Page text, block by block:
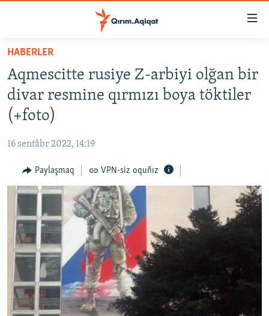
Esas
qaytmaq
Baş
navigatsiyağa
qaytmaq
Qıdıruvğa
SİYASET
İQTİSADİYAT
MEDENİYET
İNSAN AQLARI
VİDEO
SÜRET
BLOGLAR
FİKİR
Русский
Українською
HABERLER
Aqmescitte rusiye Z-arbiyi olğan bir
divar resmine qırmızı boya töktiler
(+foto)
16 sentâbr 2022, 14:19
Paylaşmaq VPN-siz oquñız